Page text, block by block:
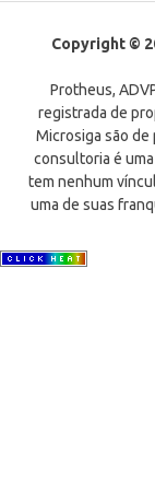
Copyright ©
Protheus,
registrada de
Microsiga são de
consultoria é
tem nenhum
uma de suas